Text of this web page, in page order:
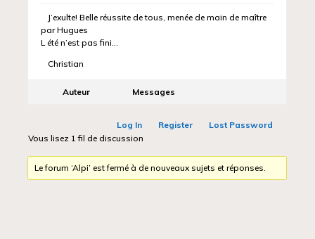
J’exulte! Belle réussite de tous, menée de main de maître
par Hugues
L été n’est pas fini…
Christian
Auteur Messages
Log In Register
Lost Password
Vous lisez 1 fil de discussion
Le forum ‘Alpi’ est fermé à de nouveaux sujets et réponses.